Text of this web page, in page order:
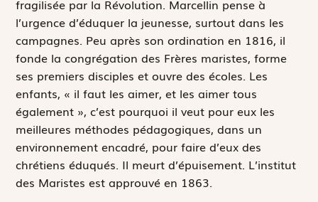
fragilisée par la Révolution. Marcellin pense à
l’urgence d’éduquer la jeunesse, surtout dans les
campagnes. Peu après son ordination en 1816, il
fonde la congrégation des Frères maristes, forme
ses premiers disciples et ouvre des écoles. Les
enfants, « il faut les aimer, et les aimer tous
également », c’est pourquoi il veut pour eux les
meilleures méthodes pédagogiques, dans un
environnement encadré, pour faire d’eux des
chrétiens éduqués. Il meurt d’épuisement. L’institut
des Maristes est approuvé en 1863.